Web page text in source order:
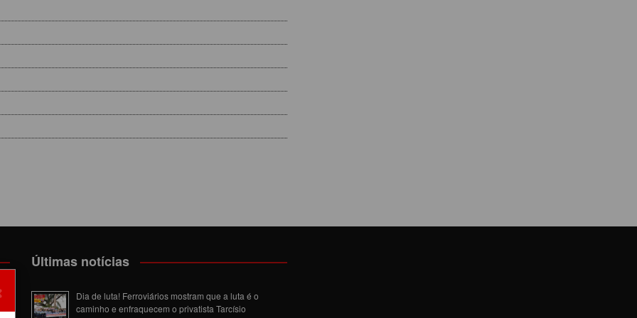
Últimas notícias
Dia de luta! Ferroviários mostram que a luta é o
caminho e enfraquecem o privatista Tarcísio